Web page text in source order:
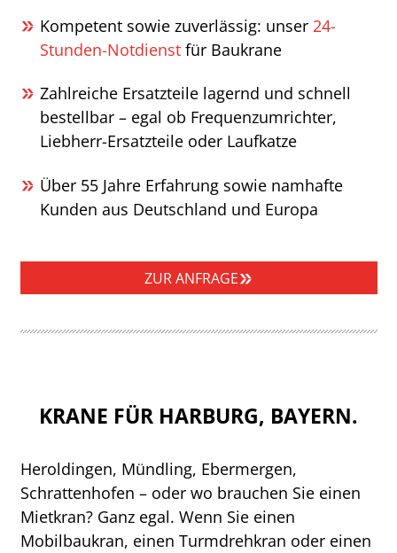
Kompetent sowie zuverlässig: unser 24-
Stunden-Notdienst für Baukrane
Zahlreiche Ersatzteile lagernd und schnell
bestellbar – egal ob Frequenzumrichter,
Liebherr-Ersatzteile oder Laufkatze
Über 55 Jahre Erfahrung sowie namhafte
Kunden aus Deutschland und Europa
ZUR ANFRAGE
KRANE FÜR HARBURG, BAYERN.
Heroldingen, Mündling, Ebermergen,
Schrattenhofen – oder wo brauchen Sie einen
Mietkran? Ganz egal. Wenn Sie einen
Mobilbaukran, einen Turmdrehkran oder einen